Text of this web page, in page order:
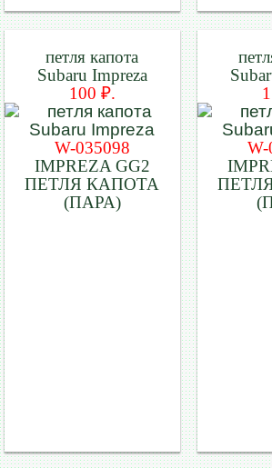
петля капота
Subaru Impreza
100 ₽.
W-035098
IMPREZA GG2
ПЕТЛЯ КАПОТА
(ПАРА)
W-